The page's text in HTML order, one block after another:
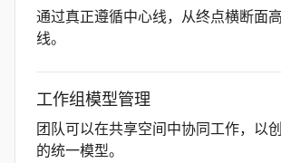
通过真正遵循中心线，从终点横断面
线。
工作组模型管理
团队可以在共享空间中协同工作，以
的统一模型。